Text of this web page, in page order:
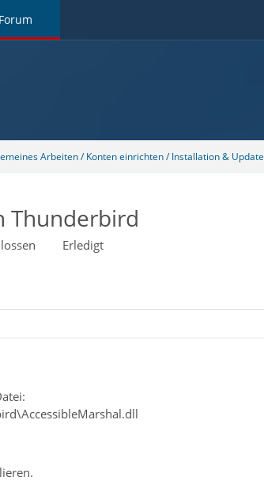
Forum
Arbeiten / Konten einrichten / Installation & Update
Thunderbird
Erledigt